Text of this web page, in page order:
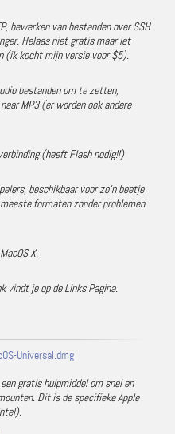
bewerken van bestanden over SSH
Helaas niet gratis maar let
(ik kocht mijn versie voor $5).
bestanden om te zetten,
MP3 (er worden ook andere
(heeft Flash nodig!!)
beschikbaar voor zo'n beetje
formaten zonder problemen
X.
vindt je op de Links Pagina.
Universal.dmg
gratis hulpmiddel om snel en
Dit is de specifieke Apple